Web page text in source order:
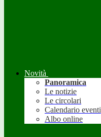
Novità
Panoramica
Le notizie
Le circolari
Calendario eventi
Albo online